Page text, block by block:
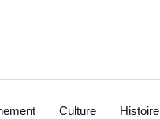
Culture Histoire